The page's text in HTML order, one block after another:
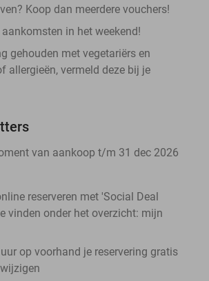
Koop dan meerdere vouchers!
in het weekend!
gehouden met vegetariërs en
allergieën, vermeld deze bij je
van aankoop t/m 31 dec 2026
reserveren met 'Social Deal
vinden onder het overzicht: mijn
op voorhand je reservering gratis